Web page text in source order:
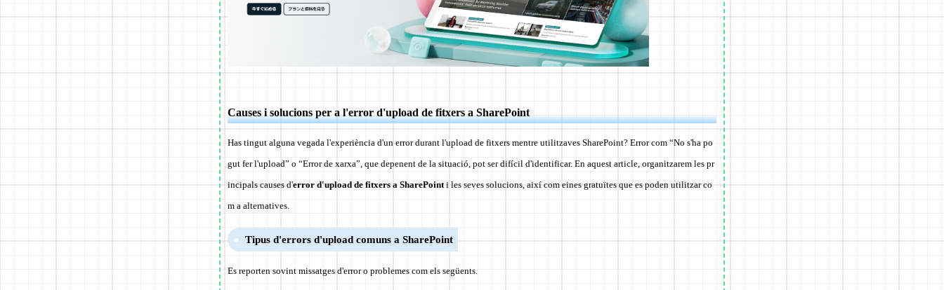
Causes i solucions per a l'error d'upload de fitxers a SharePoint
Has tingut alguna vegada l'experiència d'un error durant l'upload de fitxers mentre utilitzaves SharePoint? Error com “No s'ha po
gut fer l'upload” o “Error de xarxa”, que depenent de la situació, pot ser difícil d'identificar. En aquest article, organitzarem les pr
incipals causes d'error d'upload de fitxers a SharePointi les seves solucions, així com eines gratuïtes que es poden utilitzar co
m a alternatives.
Tipus d'errors d'upload comuns a SharePoint
Es reporten sovint missatges d'error o problemes com els següents.